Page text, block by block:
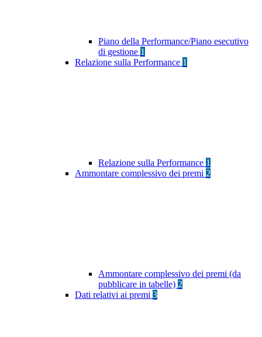
Piano della Performance/Piano esecutivo
di gestione 1
Relazione sulla Performance 1
Relazione sulla Performance 1
Ammontare complessivo dei premi 2
Ammontare complessivo dei premi (da
pubblicare in tabelle) 2
Dati relativi ai premi 3